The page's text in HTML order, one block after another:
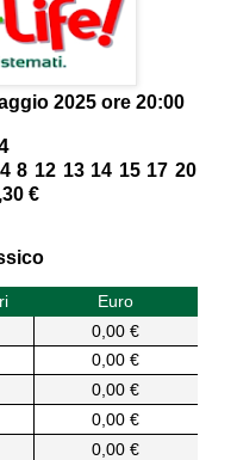
2025 ore 20:00
8 12 13 14 15 17 20
€
Euro
0,00 €
0,00 €
0,00 €
0,00 €
0,00 €